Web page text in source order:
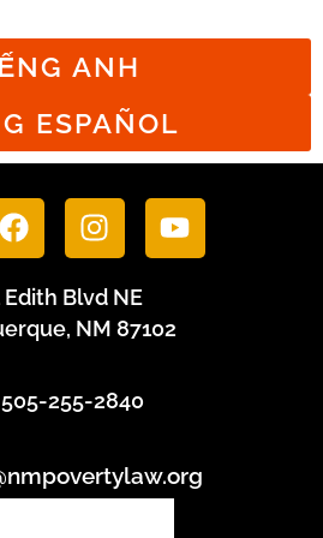
ANH
ESPAÑOL
Edith Blvd NE
NM 87102
255-2840